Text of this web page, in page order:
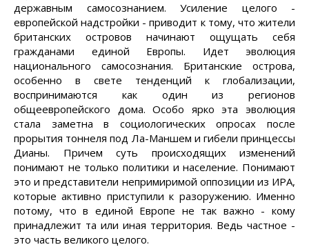
державным самосознанием. Усиление целого -
европейской надстройки - приводит к тому, что жители
британских островов начинают ощущать себя
гражданами единой Европы. Идет эволюция
национального самосознания. Британские острова,
особенно в свете тенденций к глобализации,
воспринимаются как один из регионов
общеевропейского дома. Особо ярко эта эволюция
стала заметна в социологических опросах после
прорытия тоннеля под Ла-Маншем и гибели принцессы
Дианы. Причем суть происходящих изменений
понимают не только политики и население. Понимают
это и представители непримиримой оппозиции из ИРА,
которые активно приступили к разоружению. Именно
потому, что в единой Европе не так важно - кому
принадлежит та или иная территория. Ведь частное -
это часть великого целого.